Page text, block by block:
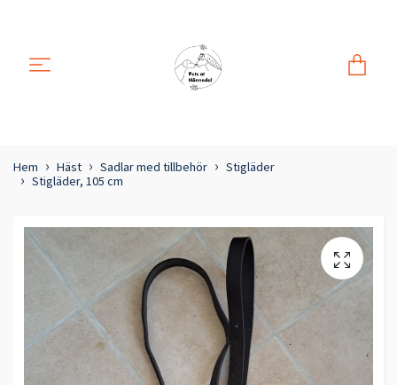
Hem Häst Sadlar med tillbehör
Stigläder
Stigläder, 105 cm